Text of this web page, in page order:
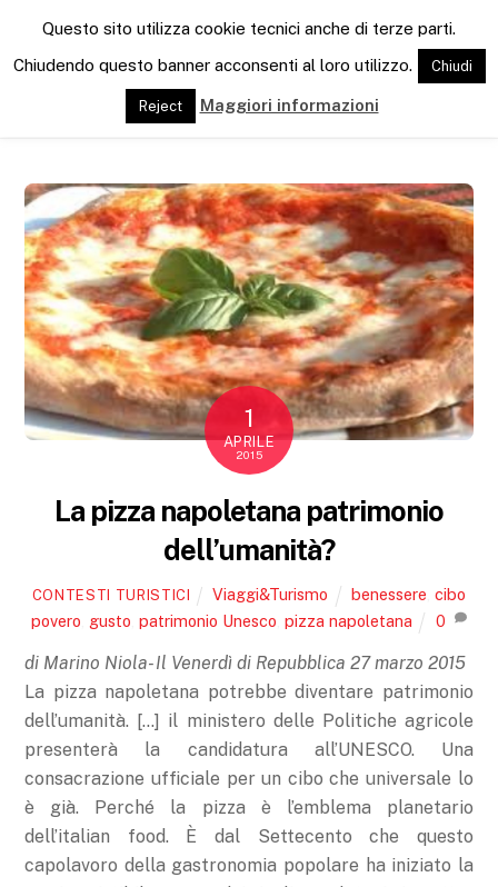
e
n
u
1
APRILE
2015
La pizza napoletana patrimonio
dell’umanità?
CONTESTI TURISTICI Viaggi&Turismo benessere ,cibo
povero gusto patrimonio Unesco pizza napoletana 0
di Marino Niola- Il Venerdì di Repubblica 27 marzo 2015
La pizza napoletana potrebbe diventare patrimonio
dell’umanità. […] il ministero delle Politiche agricole
presenterà la candidatura all’UNESCO. Una
consacrazione ufficiale per un cibo che universale lo
è già. Perché la pizza è l’emblema planetario
dell’italian food. È dal Settecento che questo
capolavoro della gastronomia popolare ha iniziato la
Questo sito utilizza cookie tecnici anche di terze parti.
Chiudendo questo banner acconsenti al loro utilizzo.
Chiudi
Reject Maggiori informazioni